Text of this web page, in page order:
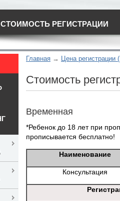
СТОИМОСТЬ РЕГИСТРАЦИИ
Главная Цена регистрации
Стоимость
Временная
*Ребенок до 18 лет при
прописывается бесплатно!
Наименование
Консультация